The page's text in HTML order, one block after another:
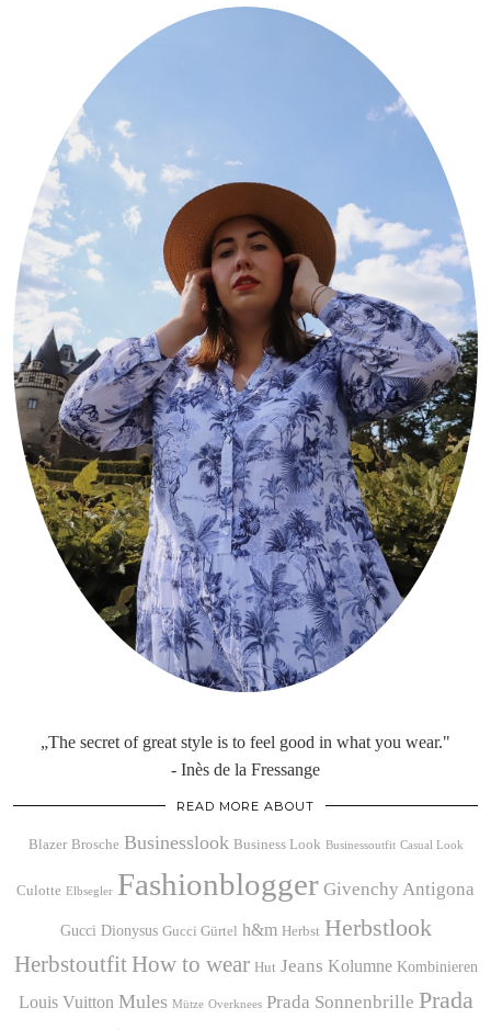
„The secret of great style is to feel good in what you wear."
- Inès de la Fressange
READ MORE ABOUT
Blazer Brosche Businesslook Business Look Businessoutfit Casual Look
Culotte Elbsegler Fashionblogger Givenchy Antigona
Gucci Dionysus Gucci Gürtel h&m Herbst Herbstlook
Herbstoutfit How to wear Hut Jeans Kolumne Kombinieren
Louis Vuitton Mules Mütze Overknees Prada Sonnenbrille Prada